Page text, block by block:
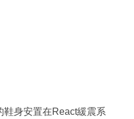
鞋身安置在React緩震系